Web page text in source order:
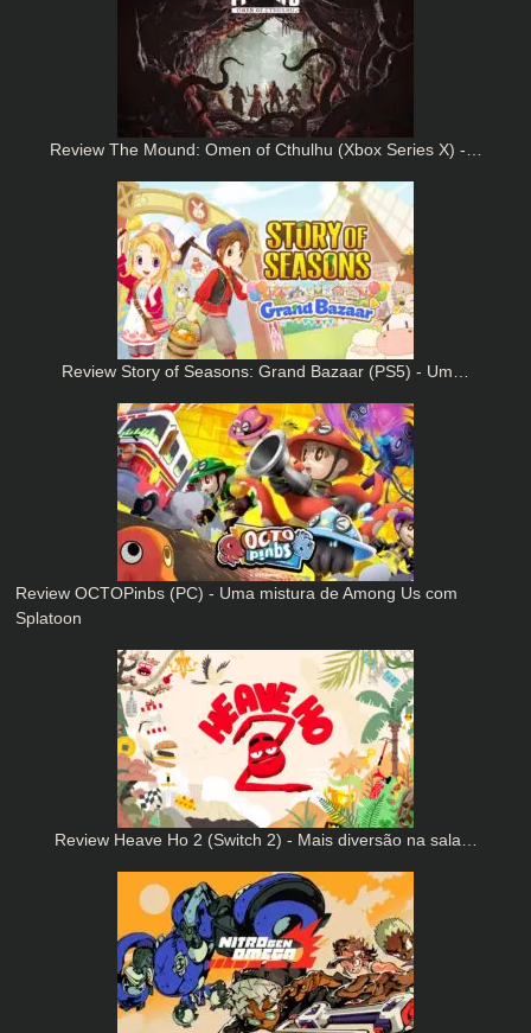
Review The Mound: Omen of Cthulhu (Xbox Series X) -…
Review Story of Seasons: Grand Bazaar (PS5) - Um…
Review OCTOPinbs (PC) - Uma mistura de Among Us com
Splatoon
Review Heave Ho 2 (Switch 2) - Mais diversão na sala…